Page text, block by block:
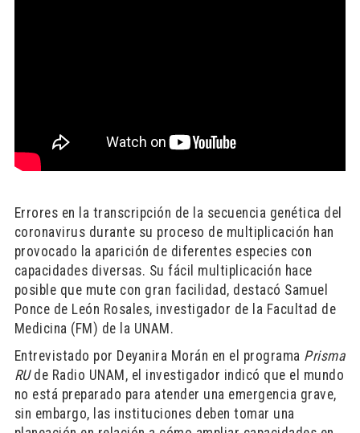
Errores en la transcripción de la secuencia genética del
coronavirus durante su proceso de multiplicación han
provocado la aparición de diferentes especies con
capacidades diversas. Su fácil multiplicación hace
posible que mute con gran facilidad, destacó Samuel
Ponce de León Rosales, investigador de la Facultad de
Medicina (FM) de la UNAM.
Entrevistado por Deyanira Morán en el programa Prisma
RUde Radio UNAM, el investigador indicó que el mundo
no está preparado para atender una emergencia grave,
sin embargo, las instituciones deben tomar una